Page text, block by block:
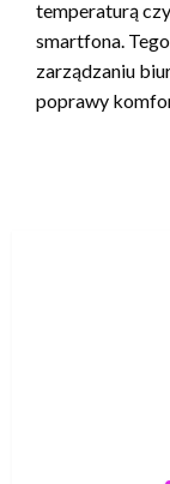
temperaturą
smartfona.
zarządzaniu
poprawy